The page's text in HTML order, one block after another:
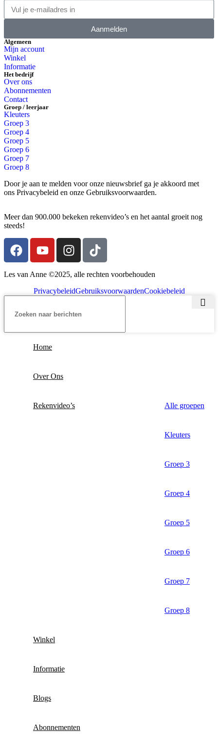
Aanmelden
Algemeen
Mijn account
Winkel
Informatie
Het bedrijf
Over ons
Abonnementen
Contact
Groep / leerjaar
Kleuters
Groep 3
Groep 4
Groep 5
Groep 6
Groep 7
Groep 8
Door je aan te melden voor onze nieuwsbrief ga je akkoord met
ons Privacybeleid en onze Gebruiksvoorwaarden.
Meer dan 900.000 bekeken rekenvideo’s en het aantal groeit nog
steeds!
Les van Anne ©️2025, alle rechten voorbehouden
PrivacybeleidGebruiksvoorwaardenCookiebeleid
Home
Over Ons
Rekenvideo’s Alle groepen
Kleuters
Groep 3
Groep 4
Groep 5
Groep 6
Groep 7
Groep 8
Winkel
Informatie
Blogs
Abonnementen